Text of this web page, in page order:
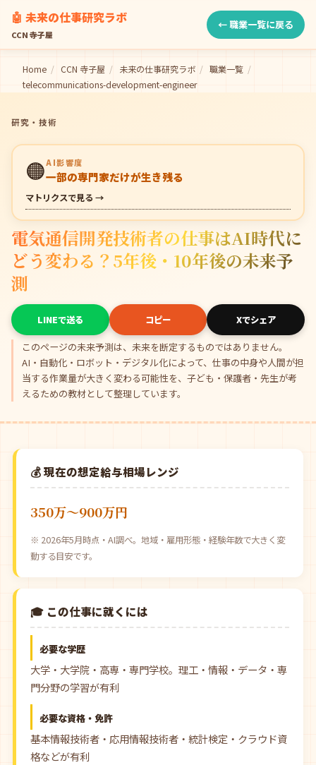
🤖 未来の仕事研究ラボ
CCN 寺子屋
← 職業一覧に戻る
Home / CCN 寺子屋 / 未来の仕事研究ラボ / 職業一覧 /
telecommunications-development-engineer
研究・技術
🟠AI影響度
一部の専門家だけが生き残る
マトリクスで見る →
電気通信開発技術者の仕事はAI時代に
どう変わる？5年後・10年後の未来予
測
LINEで送る コピー Xでシェア
このページの未来予測は、未来を断定するものではありません。
AI・自動化・ロボット・デジタル化によって、仕事の中身や人間が担
当する作業量が大きく変わる可能性を、子ども・保護者・先生が考
えるための教材として整理しています。
💰 現在の想定給与相場レンジ
350万〜900万円
※ 2026年5月時点・AI調べ。地域・雇用形態・経験年数で大きく変
動する目安です。
🎓 この仕事に就くには
必要な学歴
大学・大学院・高専・専門学校。理工・情報・データ・専
門分野の学習が有利
必要な資格・免許
基本情報技術者・応用情報技術者・統計検定・クラウド資
格などが有利